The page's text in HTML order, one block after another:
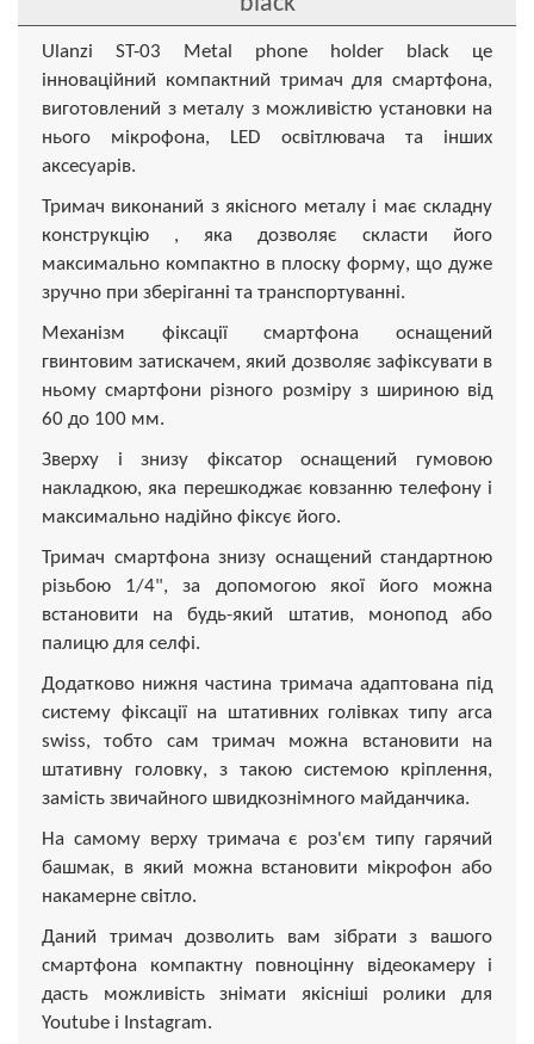
Ulanzi ST-03 Metal phone holder black це
інноваційний компактний тримач для смартфона,
виготовлений з металу з можливістю установки на
нього мікрофона, LED освітлювача та інших
аксесуарів.
Тримач виконаний з якісного металу і має складну
конструкцію , яка дозволяє скласти його
максимально компактно в плоску форму, що дуже
зручно при зберіганні та транспортуванні.
Механізм фіксації смартфона оснащений
гвинтовим затискачем, який дозволяє зафіксувати в
ньому смартфони різного розміру з шириною від
60 до 100 мм.
Зверху і знизу фіксатор оснащений гумовою
накладкою, яка перешкоджає ковзанню телефону і
максимально надійно фіксує його.
Тримач смартфона знизу оснащений стандартною
різьбою 1/4", за допомогою якої його можна
встановити на будь-який штатив, монопод або
палицю для селфі.
Додатково нижня частина тримача адаптована під
систему фіксації на штативних голівках типу arca
swiss, тобто сам тримач можна встановити на
штативну головку, з такою системою кріплення,
замість звичайного швидкознімного майданчика.
На самому верху тримача є роз'єм типу гарячий
башмак, в який можна встановити мікрофон або
накамерне світло.
Даний тримач дозволить вам зібрати з вашого
смартфона компактну повноцінну відеокамеру і
дасть можливість знімати якісніші ролики для
Youtube і Instagram.